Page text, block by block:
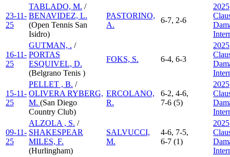
23-11-
25
TABLADO, M. /
BENAVIDEZ, L.
(Open Tennis San
Isidro)
PASTORINO,
A.
6-7, 2-6
2025
16-11-
25
GUTMAN, . /
PORTAS
ESQUIVEL, D.
(Belgrano Tenis )
FOKS, S. 6-4, 6-3
2025
15-11-
25
PELLET , B. /
OLIVERA RYBERG,
M. (San Diego
Country Club)
ERCOLANO,
R.
6-2, 4-6,
7-6 (5)
2025
09-11-
25
ALZOLA , S. /
SHAKESPEAR
MILES, F.
(Hurlingham)
SALVUCCI,
M.
4-6, 7-5,
6-7 (1)
2025